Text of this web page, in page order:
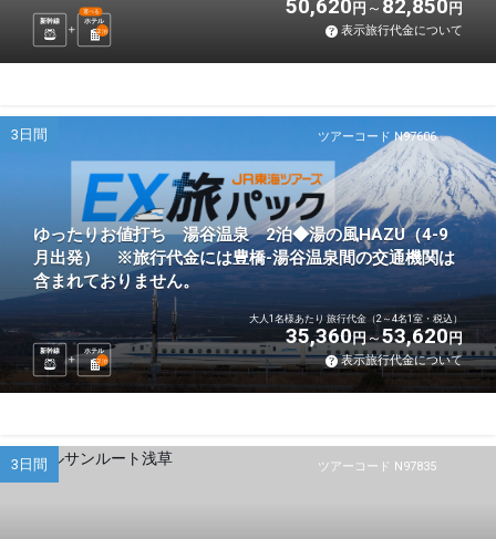
新幹線 ホテル
選べる
2泊
50,620 円 82,850 円
表示旅行代金について
ツアーコード N97606
3日間
ゆったりお値打ち 湯谷温泉 2泊◆湯の風HAZU（4-9
月出発） ※旅行代金には豊橋-湯谷温泉間の交通機関は
含まれておりません。
新幹線
ホテル
2泊
大人1名様あたり 旅行代金（2～4名1室・税込）
35,360円 53,620円
表示旅行代金について
ツアーコード N97835
3日間